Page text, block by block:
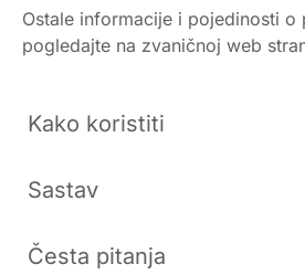
Ostale informacije i pojedinosti o
pogledajte na zvaničnoj web
Kako koristiti
Sastav
Česta pitanja